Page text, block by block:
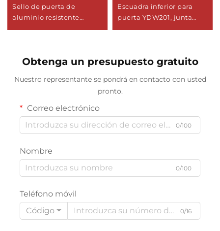
Sello de puerta de
aluminio resistente
Escuadra inferior para
puerta YDW201, junta
Obtenga un presupuesto gratuito
Nuestro representante se pondrá en contacto con usted
pronto.
Correo electrónico
0/100
Nombre
0/100
Teléfono móvil
Código
0/16